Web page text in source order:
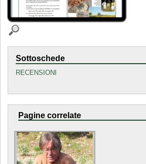
Sottoschede
RECENSIONI
Pagine correlate